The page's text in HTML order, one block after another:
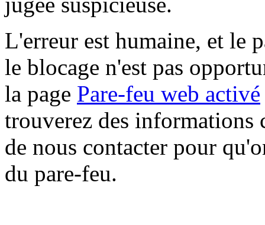
L'erreur est humaine, et le
le blocage n'est pas
la page Pare-feu web activé
trouverez des informations
de nous contacter pour
du pare-feu.